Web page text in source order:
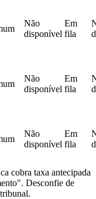
Não
disponível
Em
fila
Não
disponível
Em
fila
Não
disponível
Em
fila
cobra taxa antecipada
Desconfie de